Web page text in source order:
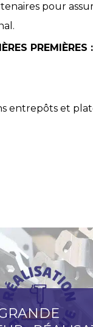
pour
PREMIÈRES :
entrepôts et